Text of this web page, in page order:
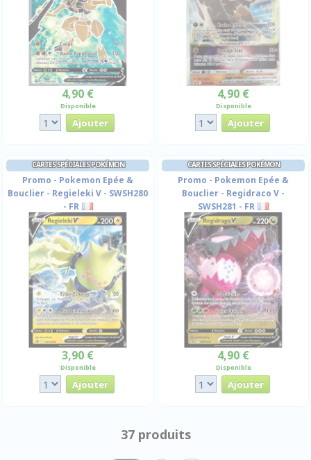
4,90 €
Disponible
4,90 €
Disponible
CARTES SPÉCIALES POKÉMON
Promo - Pokemon Epée &
Bouclier - Regieleki V - SWSH280
- FR
3,90 €
Disponible
CARTES SPÉCIALES POKÉMON
Promo - Pokemon Epée &
Bouclier - Regidraco V -
SWSH281 - FR
4,90 €
Disponible
37 produits